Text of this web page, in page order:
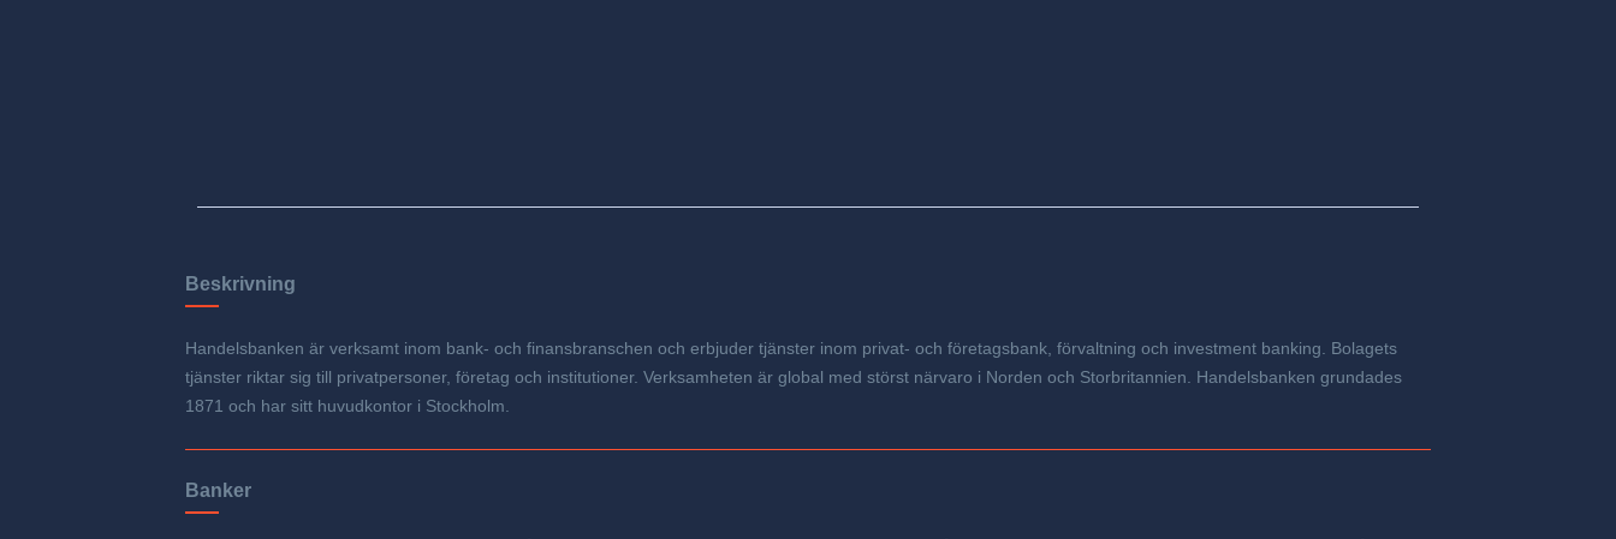
Beskrivning
Handelsbanken är verksamt inom bank- och finansbranschen och erbjuder tjänster inom privat- och företagsbank, förvaltning och investment banking. Bolagets
tjänster riktar sig till privatpersoner, företag och institutioner. Verksamheten är global med störst närvaro i Norden och Storbritannien. Handelsbanken grundades
1871 och har sitt huvudkontor i Stockholm.
Banker